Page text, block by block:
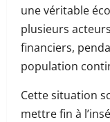
une véritable
plusieurs
financiers,
population
Cette situation
mettre fin à